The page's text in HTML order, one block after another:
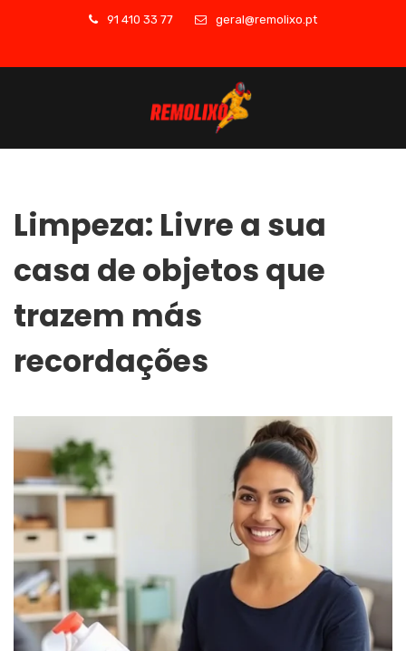
91 410 33 77 geral@remolixo.pt
Limpeza: Livre a sua
casa de objetos que
trazem más
recordações